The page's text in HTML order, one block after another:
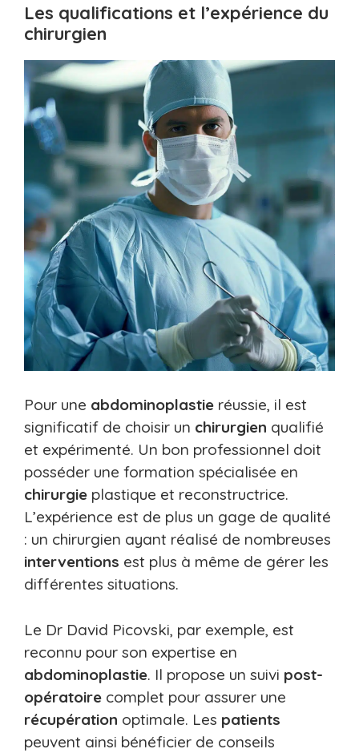
Les qualifications et l’expérience du
chirurgien
Pour une abdominoplastie réussie, il est
significatif de choisir un chirurgien qualifié
et expérimenté. Un bon professionnel doit
posséder une formation spécialisée en
chirurgie plastique et reconstructrice.
L’expérience est de plus un gage de qualité
: un chirurgien ayant réalisé de nombreuses
interventions est plus à même de gérer les
différentes situations.
Le Dr David Picovski, par exemple, est
reconnu pour son expertise en
abdominoplastie. Il propose un suivi post-
opératoire complet pour assurer une
récupération optimale. Les patients
peuvent ainsi bénéficier de conseils